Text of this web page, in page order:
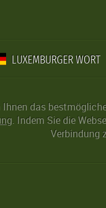
LUXEMBURGER WORT
Ihnen das
. Indem Sie die
Verbindung